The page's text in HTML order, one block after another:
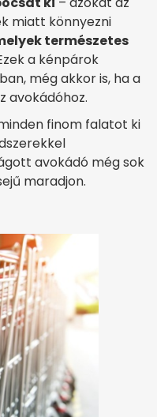
miatt könnyezni
természetes
a kénpárok
még akkor is, ha a
avokádóhoz.
finom falatot ki
avokádó még sok
maradjon.